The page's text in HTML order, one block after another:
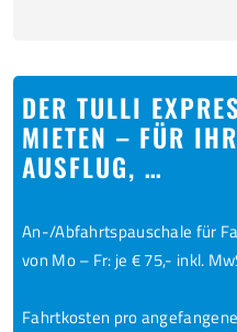
DER TULLI
MIETEN – FÜR
AUSFLUG, …
An-/Abfahrtspauschale für
von Mo – Fr: je € 75,- inkl.
Fahrtkosten pro